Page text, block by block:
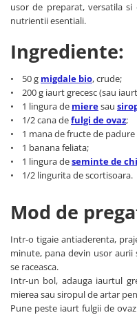
Cereale, fulgi din cereale,
dejun
Lactate
Bauturi vegetale
Orez, Faina si Premixuri
Ulei, otet
Produse din carne
Sosuri, Ketchup bio
Pudre si prafuri
Supe
Masline
Leguminoase si seminte
Fermenti si gelifianti
Produse din soia
Sare si inlocuitori
Produse care inlocuiesc
usor de preparat, versatila
nutrientii esentiali.
Ingrediente:
• 50 g migdale bio, crude;
• 200 g iaurt grecesc (sau
• 1 lingura de mieresau
• 1/2 cana defulgi de ovaz;
• 1 mana de fructe de padure
• 1 banana feliata;
• 1 lingura deseminte de
• 1/2 lingurita de scortisoara.
Mod de
Intr-o tigaie antiaderenta,
minute, pana devin usor aurii
se raceasca.
Intr-un bol, adauga iaurtul
mierea sau siropul de artar
Pune peste iaurt fulgii de